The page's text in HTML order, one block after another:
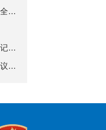
学习贯彻党的二十届四中全会精神
学习宣传贯彻习近平总书记关于坚持
学习贯彻中央人大工作会议精神